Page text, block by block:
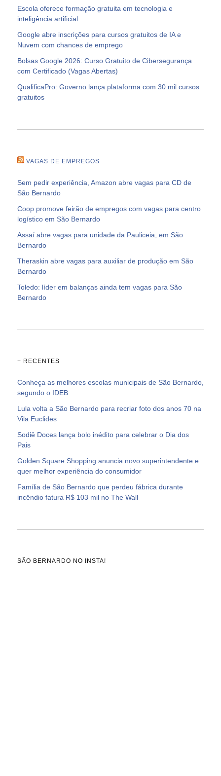
Escola oferece formação gratuita em tecnologia e
inteligência artificial
Google abre inscrições para cursos gratuitos de IA e
Nuvem com chances de emprego
Bolsas Google 2026: Curso Gratuito de Cibersegurança
com Certificado (Vagas Abertas)
QualificaPro: Governo lança plataforma com 30 mil cursos
gratuitos
VAGAS DE EMPREGOS
Sem pedir experiência, Amazon abre vagas para CD de
São Bernardo
Coop promove feirão de empregos com vagas para centro
logístico em São Bernardo
Assaí abre vagas para unidade da Pauliceia, em São
Bernardo
Theraskin abre vagas para auxiliar de produção em São
Bernardo
Toledo: líder em balanças ainda tem vagas para São
Bernardo
+ RECENTES
Conheça as melhores escolas municipais de São Bernardo,
segundo o IDEB
Lula volta a São Bernardo para recriar foto dos anos 70 na
Vila Euclides
Sodiê Doces lança bolo inédito para celebrar o Dia dos
Pais
Golden Square Shopping anuncia novo superintendente e
quer melhor experiência do consumidor
Família de São Bernardo que perdeu fábrica durante
incêndio fatura R$ 103 mil no The Wall
SÃO BERNARDO NO INSTA!